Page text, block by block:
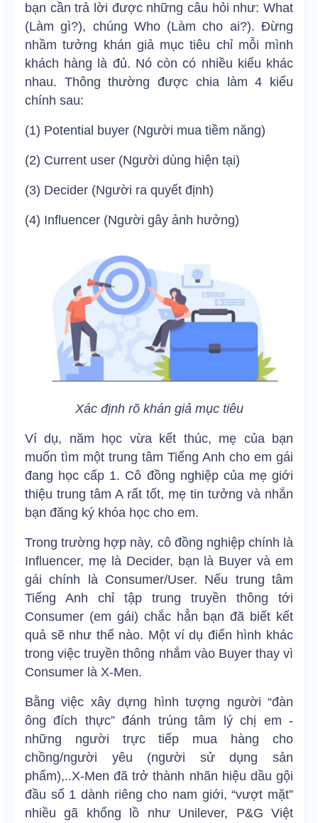
bạn cần trả lời được những câu hỏi như: What
(Làm gì?), chúng Who (Làm cho ai?). Đừng
nhầm tưởng khán giả mục tiêu chỉ mỗi mình
khách hàng là đủ. Nó còn có nhiều kiểu khác
nhau. Thông thường được chia làm 4 kiểu
chính sau:
(1) Potential buyer (Người mua tiềm năng)
(2) Current user (Người dùng hiện tại)
(3) Decider (Người ra quyết định)
(4) Influencer (Người gây ảnh hưởng)
Xác định rõ khán giả mục tiêu
Ví dụ, năm học vừa kết thúc, mẹ của bạn
muốn tìm một trung tâm Tiếng Anh cho em gái
đang học cấp 1. Cô đồng nghiệp của mẹ giới
thiệu trung tâm A rất tốt, mẹ tin tưởng và nhắn
bạn đăng ký khóa học cho em.
Trong trường hợp này, cô đồng nghiệp chính là
Influencer, mẹ là Decider, bạn là Buyer và em
gái chính là Consumer/User. Nếu trung tâm
Tiếng Anh chỉ tập trung truyền thông tới
Consumer (em gái) chắc hẳn bạn đã biết kết
quả sẽ như thế nào. Một ví dụ điển hình khác
trong việc truyền thông nhắm vào Buyer thay vì
Consumer là X-Men.
Bằng việc xây dựng hình tượng người “đàn
ông đích thực” đánh trúng tâm lý chị em -
những người trực tiếp mua hàng cho
chồng/người yêu (người sử dụng sản
phẩm),..X-Men đã trở thành nhãn hiệu dầu gội
đầu số 1 dành riêng cho nam giới, “vượt mặt”
nhiều gã khổng lồ như Unilever, P&G Việt